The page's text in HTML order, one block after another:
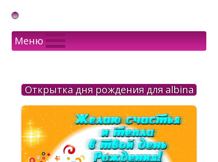
Gif Открытки в подарок
Меню
Открытка дня рождения для albina